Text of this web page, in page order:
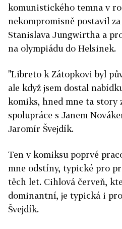
komunistického temna v
nekompromisně postavil
Stanislava Jungwirtha a
na olympiádu do Helsinek.
"Libreto k Zátopkovi byl
ale když jsem dostal
komiks, hned mne ta story
spolupráce s Janem
Jaromír Švejdík.
Ten v komiksu poprvé
mne odstíny, typické pro
těch let. Cihlová červeň,
dominantní, je typická i
Švejdík.